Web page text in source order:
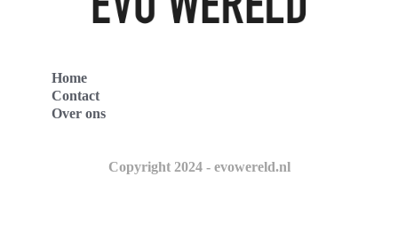
Home
Contact
Over ons
Copyright 2024 - evowereld.nl